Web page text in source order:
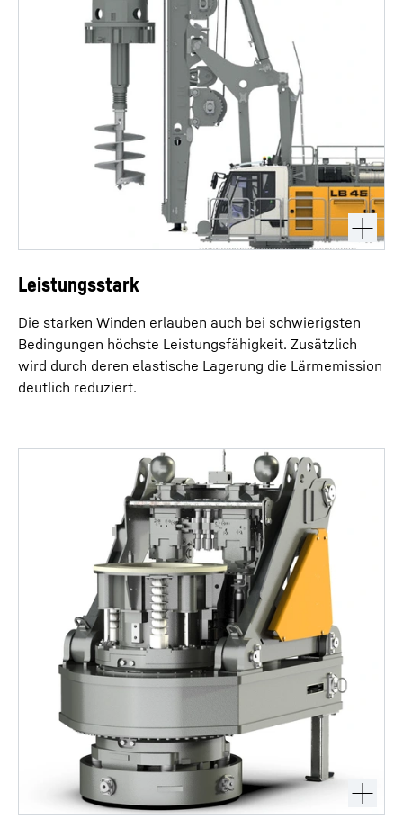
Leistungsstark
Die starken Winden erlauben auch bei schwierigsten
Bedingungen höchste Leistungsfähigkeit. Zusätzlich
wird durch deren elastische Lagerung die Lärmemission
deutlich reduziert.